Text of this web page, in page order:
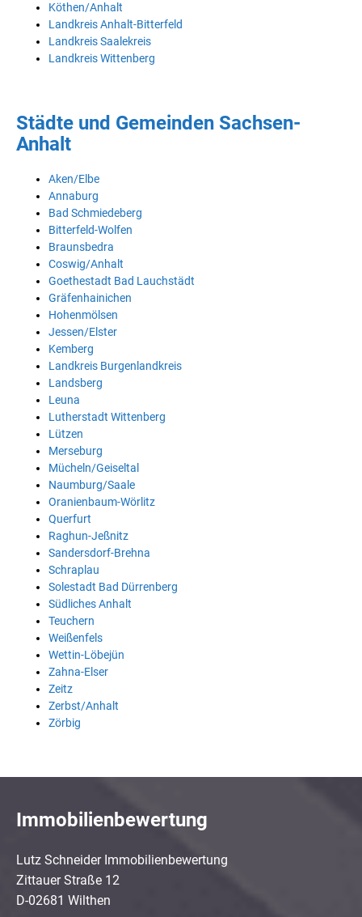
Köthen/Anhalt
Landkreis Anhalt-Bitterfeld
Landkreis Saalekreis
Landkreis Wittenberg
Städte und Gemeinden Sachsen-
Anhalt
Aken/Elbe
Annaburg
Bad Schmiedeberg
Bitterfeld-Wolfen
Braunsbedra
Coswig/Anhalt
Goethestadt Bad Lauchstädt
Gräfenhainichen
Hohenmölsen
Jessen/Elster
Kemberg
Landkreis Burgenlandkreis
Landsberg
Leuna
Lutherstadt Wittenberg
Lützen
Merseburg
Mücheln/Geiseltal
Naumburg/Saale
Oranienbaum-Wörlitz
Querfurt
Raghun-Jeßnitz
Sandersdorf-Brehna
Schraplau
Solestadt Bad Dürrenberg
Südliches Anhalt
Teuchern
Weißenfels
Wettin-Löbejün
Zahna-Elser
Zeitz
Zerbst/Anhalt
Zörbig
Immobilienbewertung
Lutz Schneider Immobilienbewertung
Zittauer Straße 12
D-02681 Wilthen